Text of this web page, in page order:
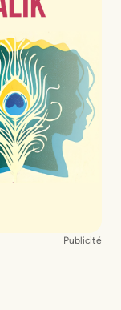
Publicité